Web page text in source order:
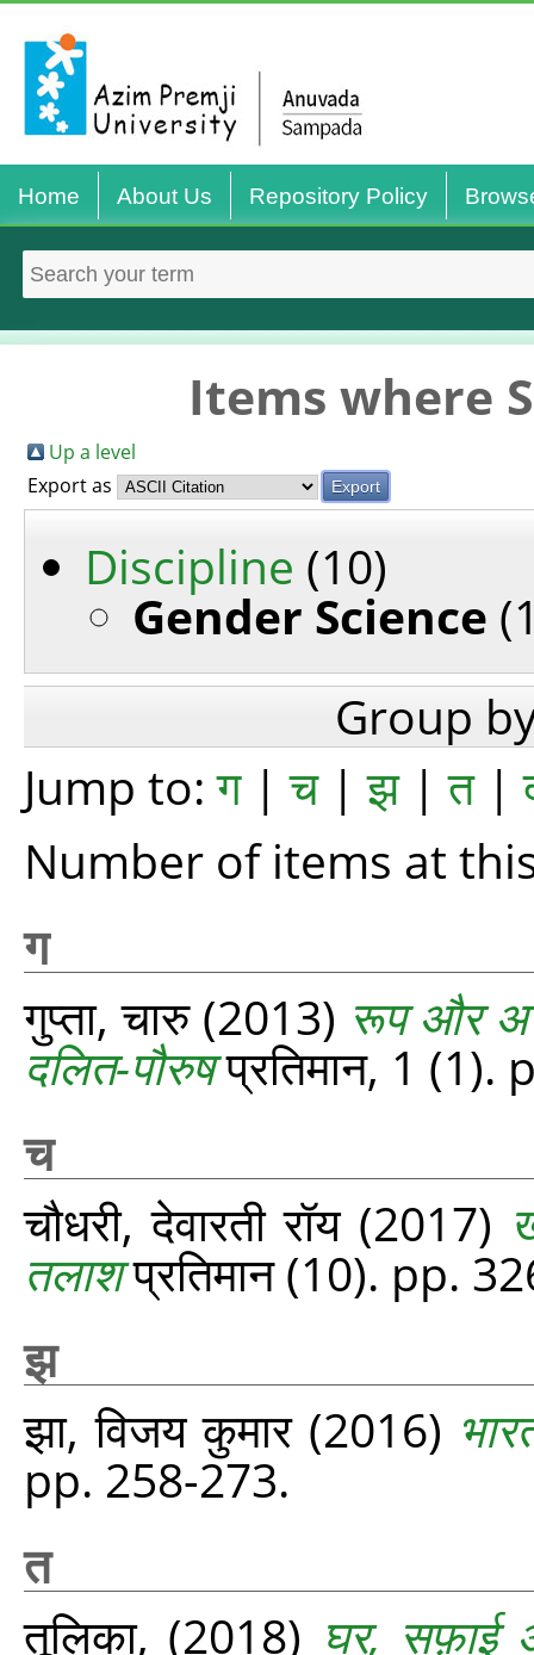
Home About Us Repository Policy
Items where
Up a level
Export as
Discipline (10)
Gender Science
Group
Jump to:ग|च|झ|त|
Number of items at
ग
गुप्ता, चारु(2013) रूप और
दलित-पौरुषप्रतिमान, 1 (1).
च
चौधरी, देवारती रॉय (2017)
तलाशप्रतिमान (10). pp.
झ
झा, विजय कुमार(2016)
pp. 258-273.
त
तूलिका, (2018) घर, सफ़ाई